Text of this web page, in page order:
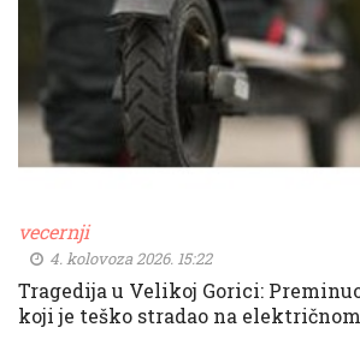
vecernji
4. kolovoza 2026. 15:22
Tragedija u Velikoj Gorici:
koji je teško stradao na